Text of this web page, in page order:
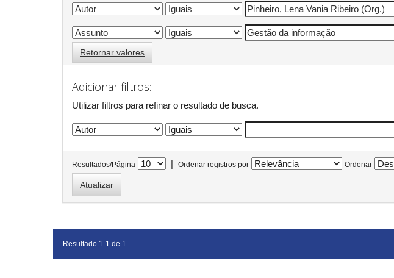
Retornar valores
Adicionar filtros:
Utilizar filtros para refinar o resultado de busca.
Resultados/Página | Ordenar registros por Ordenar
Resultado 1-1 de 1.